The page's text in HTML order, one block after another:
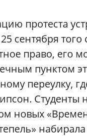
протеста
сентября
право, его
пунктом
переулку,
Студенты
новых